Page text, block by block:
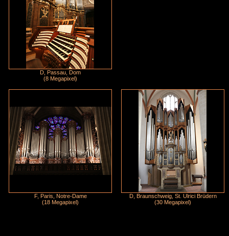
D, Passau, Dom
(8 Megapixel)
F, Paris, Notre-Dame
(18 Megapixel)
D, Braunschweig, St. Ulrici Brüdern
(30 Megapixel)